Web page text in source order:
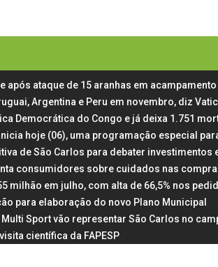
após ataque de 15 aranhas em acampamento
Argentina e Peru em novembro, diz
Democrática do Congo e já deixa 1.751
hoje (06), uma programação especial
de São Carlos para debater investimentos
consumidores sobre cuidados nas
milhão em julho, com alta de 66,5% nos
para elaboração do novo Plano Municipal
Sport vão representar São Carlos no
científica da FAPESP